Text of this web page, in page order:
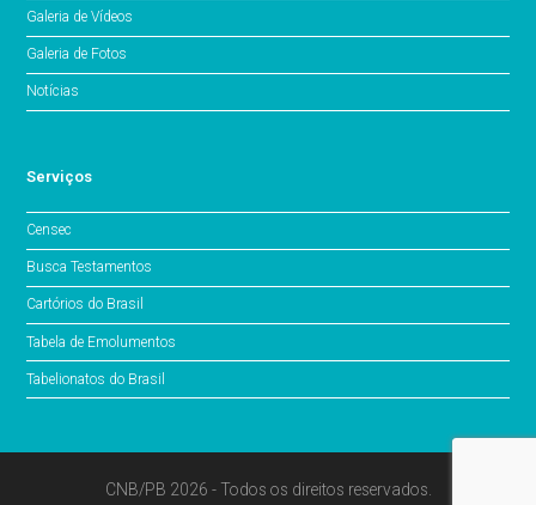
Galeria de Vídeos
Galeria de Fotos
Notícias
Serviços
Censec
Busca Testamentos
Cartórios do Brasil
Tabela de Emolumentos
Tabelionatos do Brasil
CNB/PB 2026 - Todos os direitos reservados.